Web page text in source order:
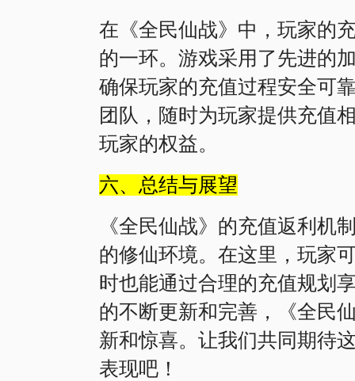
在《全民仙战》中，玩家的
的一环。游戏采用了先进的
确保玩家的充值过程安全可
团队，随时为玩家提供充值
玩家的权益。
六、总结与展望
《全民仙战》的充值返利机
的修仙环境。在这里，玩家
时也能通过合理的充值规划
的不断更新和完善，《全民
新和惊喜。让我们共同期待